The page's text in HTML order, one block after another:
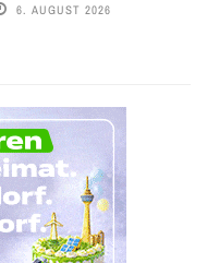
6. AUGUST 2026